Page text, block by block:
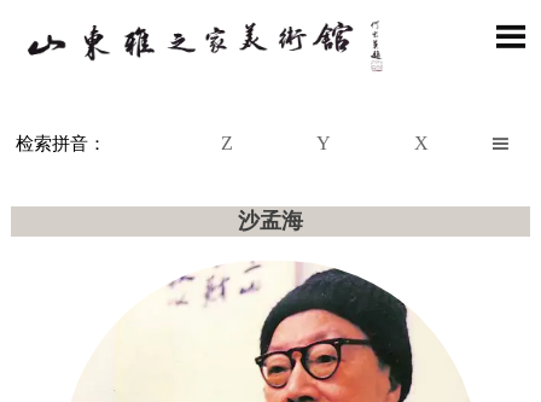

检索拼音： Z Y X 
沙孟海